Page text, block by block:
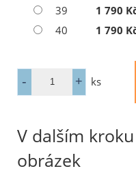
39
1 790
40
1 790
ks
V dalším
obrázek